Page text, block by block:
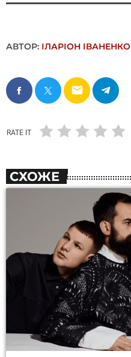
АВТОР: ІЛАРІОН ІВАНЕНКО
email
RATE IT
СХОЖЕ